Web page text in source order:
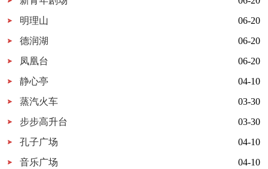
明理山
06-20
德润湖
06-20
凤凰台
06-20
静心亭
04-10
蒸汽火车
03-30
步步高升台
03-30
孔子广场
04-10
音乐广场
04-10